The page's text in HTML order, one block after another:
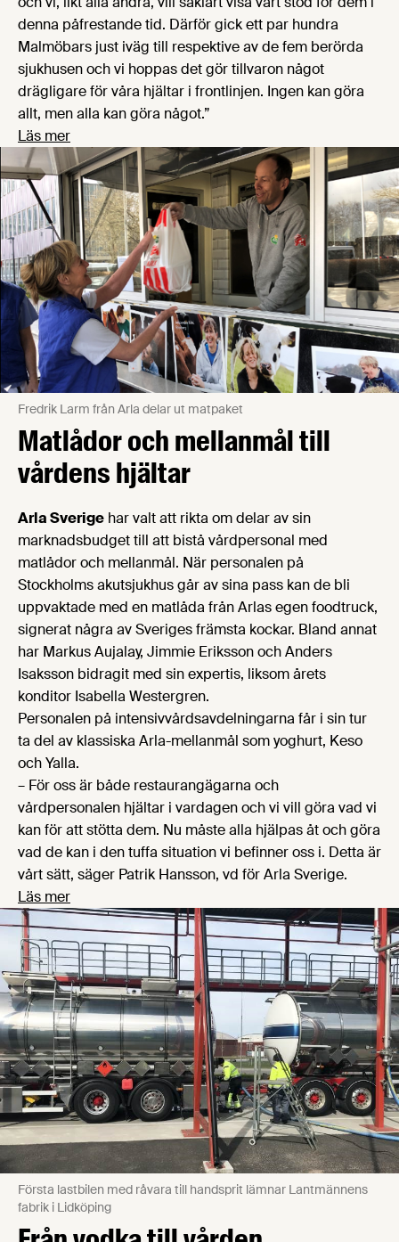
denna påfrestande tid. Därför gick ett par hundra
Malmöbars just iväg till respektive av de fem berörda
sjukhusen och vi hoppas det gör tillvaron något
drägligare för våra hjältar i frontlinjen. Ingen kan göra
allt, men alla kan göra något.”
Läs mer
Fredrik Larm från Arla delar ut matpaket
Matlådor och mellanmål till
vårdens hjältar
Arla Sverige har valt att rikta om delar av sin
marknadsbudget till att bistå vårdpersonal med
matlådor och mellanmål. När personalen på
Stockholms akutsjukhus går av sina pass kan de bli
uppvaktade med en matlåda från Arlas egen foodtruck,
signerat några av Sveriges främsta kockar. Bland annat
har Markus Aujalay, Jimmie Eriksson och Anders
Isaksson bidragit med sin expertis, liksom årets
konditor Isabella Westergren.
Personalen på intensivvårdsavdelningarna får i sin tur
ta del av klassiska Arla-mellanmål som yoghurt, Keso
och Yalla.
– För oss är både restaurangägarna och
vårdpersonalen hjältar i vardagen och vi vill göra vad vi
kan för att stötta dem. Nu måste alla hjälpas åt och göra
vad de kan i den tuffa situation vi befinner oss i. Detta är
vårt sätt, säger Patrik Hansson, vd för Arla Sverige.
Läs mer
Första lastbilen med råvara till handsprit lämnar Lantmännens
fabrik i Lidköping